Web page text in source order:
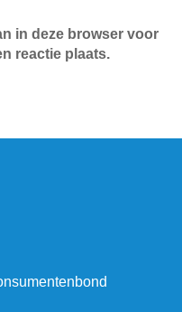
in deze browser voor
reactie plaats.